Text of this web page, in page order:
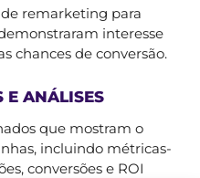
remarketing para
interesse
chances de conversão.
E ANÁLISES
que mostram o
incluindo métricas-
conversões e ROI